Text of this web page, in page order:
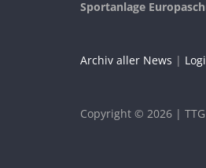
Sportanlage
Archiv aller News |
Copyright © 2026 |